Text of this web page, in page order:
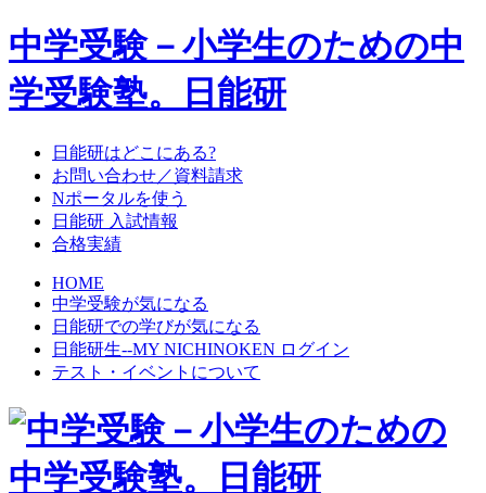
中学受験－小学生のための中
学受験塾。日能研
日能研はどこにある?
お問い合わせ／資料請求
Nポータルを使う
日能研 入試情報
合格実績
HOME
中学受験が気になる
日能研での学びが気になる
日能研生--MY NICHINOKEN ログイン
テスト・イベントについて